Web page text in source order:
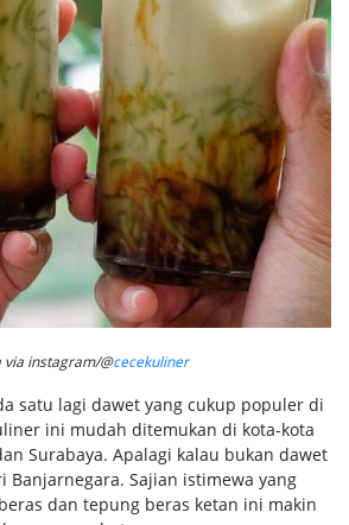
instagram/@cecekuliner
satu lagi dawet yang cukup populer di
ini mudah ditemukan di kota-kota
Surabaya. Apalagi kalau bukan dawet
Banjarnegara. Sajian istimewa yang
dan tepung beras ketan ini makin